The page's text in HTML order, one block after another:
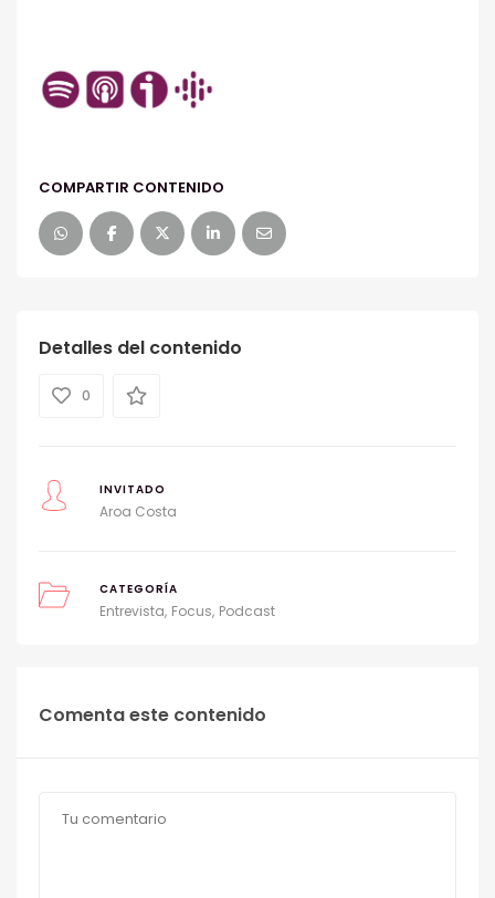
COMPARTIR CONTENIDO
Detalles del contenido
0
INVITADO
Aroa Costa
CATEGORÍA
Entrevista Focus Podcast
Comenta este contenido